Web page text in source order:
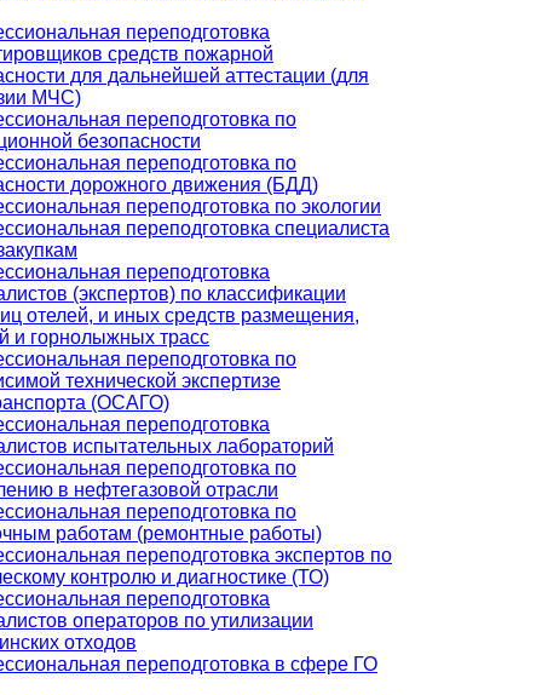
переподготовка
средств пожарной
для дальнейшей аттестации (для
МЧС)
переподготовка по
безопасности
переподготовка по
дорожного движения (БДД)
переподготовка по экологии
переподготовка специалиста
переподготовка
(экспертов) по классификации
отелей, и иных средств размещения,
и горнолыжных трасс
переподготовка по
технической экспертизе
(ОСАГО)
переподготовка
испытательных лабораторий
переподготовка по
в нефтегазовой отрасли
переподготовка по
работам (ремонтные работы)
переподготовка экспертов по
контролю и диагностике (ТО)
переподготовка
операторов по утилизации
отходов
переподготовка в сфере ГО